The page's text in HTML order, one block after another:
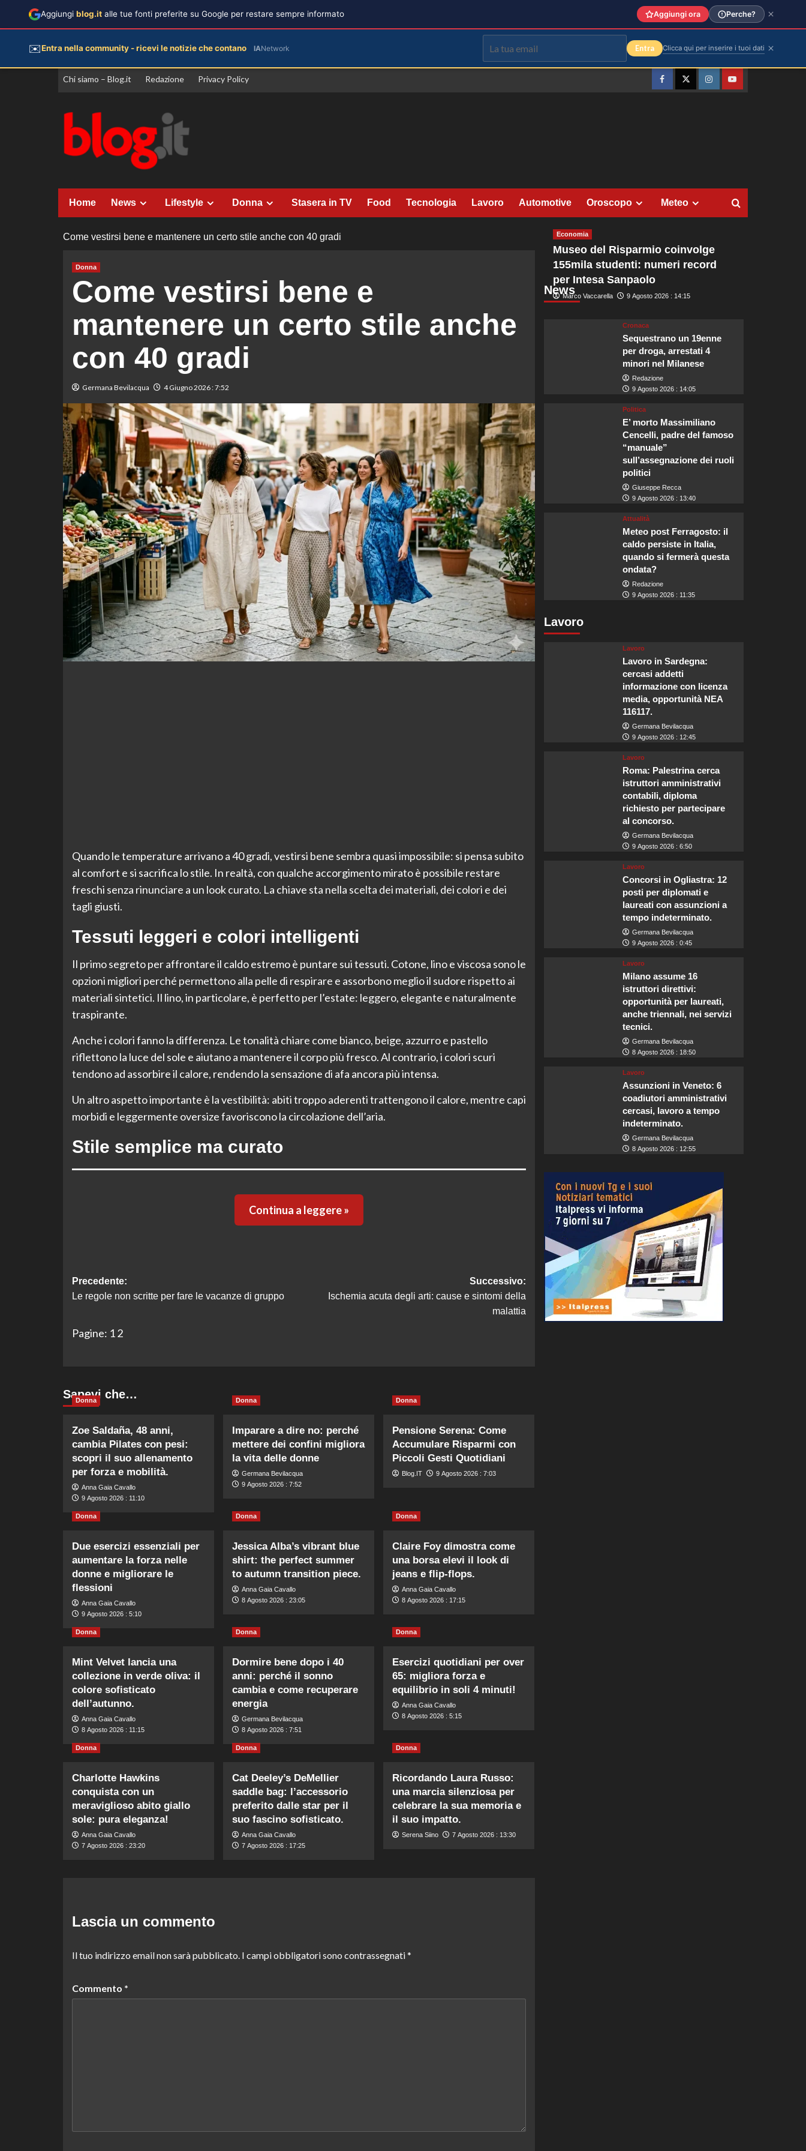
Vai
Chi siamo – Blog.it Redazione Privacy Policy
FacebookTwitterInstagramYouTube
Home News Lifestyle Donna Stasera in TV Food Tecnologia Lavoro Automotive Oroscopo Meteo
Come vestirsi bene e mantenere un certo stile anche con 40 gradi
Donna
Come vestirsi bene e
mantenere un certo stile anche
con 40 gradi
Germana Bevilacqua 4 Giugno 2026 : 7:52
Quando le temperature arrivano a 40 gradi, vestirsi bene sembra quasi impossibile: si pensa subito
al comfort e si sacrifica lo stile. In realtà, con qualche accorgimento mirato è possibile restare
freschi senza rinunciare a un look curato. La chiave sta nella scelta dei materiali, dei colori e dei
tagli giusti.
Tessuti leggeri e colori intelligenti
Il primo segreto per affrontare il caldo estremo è puntare sui tessuti. Cotone, lino e viscosa sono le
opzioni migliori perché permettono alla pelle di respirare e assorbono meglio il sudore rispetto ai
materiali sintetici. Il lino, in particolare, è perfetto per l’estate: leggero, elegante e naturalmente
traspirante.
Anche i colori fanno la differenza. Le tonalità chiare come bianco, beige, azzurro e pastello
riflettono la luce del sole e aiutano a mantenere il corpo più fresco. Al contrario, i colori scuri
tendono ad assorbire il calore, rendendo la sensazione di afa ancora più intensa.
Un altro aspetto importante è la vestibilità: abiti troppo aderenti trattengono il calore, mentre capi
morbidi e leggermente oversize favoriscono la circolazione dell’aria.
Stile semplice ma curato
Continua a leggere »
Navigazione
articolo
Precedente:
Le regole non scritte per fare le vacanze di gruppo
Successivo:
Ischemia acuta degli arti: cause e sintomi della
malattia
Pagine: 1 2
Sapevi che…
Donna
Zoe Saldaña, 48 anni,
cambia Pilates con pesi:
scopri il suo allenamento
per forza e mobilità.
Anna Gaia Cavallo
9 Agosto 2026 : 11:10
Donna
Imparare a dire no: perché
mettere dei confini migliora
la vita delle donne
Germana Bevilacqua
9 Agosto 2026 : 7:52
Donna
Pensione Serena: Come
Accumulare Risparmi con
Piccoli Gesti Quotidiani
Blog.IT 9 Agosto 2026 : 7:03
Donna
Due esercizi essenziali per
aumentare la forza nelle
donne e migliorare le
flessioni
Anna Gaia Cavallo
9 Agosto 2026 : 5:10
Donna
Jessica Alba’s vibrant blue
shirt: the perfect summer
to autumn transition piece.
Anna Gaia Cavallo
8 Agosto 2026 : 23:05
Donna
Claire Foy dimostra come
una borsa elevi il look di
jeans e flip-flops.
Anna Gaia Cavallo
8 Agosto 2026 : 17:15
Donna
Mint Velvet lancia una
collezione in verde oliva: il
colore sofisticato
dell’autunno.
Anna Gaia Cavallo
8 Agosto 2026 : 11:15
Donna
Dormire bene dopo i 40
anni: perché il sonno
cambia e come recuperare
energia
Germana Bevilacqua
8 Agosto 2026 : 7:51
Donna
Esercizi quotidiani per over
65: migliora forza e
equilibrio in soli 4 minuti!
Anna Gaia Cavallo
8 Agosto 2026 : 5:15
Donna
Charlotte Hawkins
conquista con un
meraviglioso abito giallo
sole: pura eleganza!
Anna Gaia Cavallo
7 Agosto 2026 : 23:20
Donna
Cat Deeley’s DeMellier
saddle bag: l’accessorio
preferito dalle star per il
suo fascino sofisticato.
Anna Gaia Cavallo
7 Agosto 2026 : 17:25
Donna
Ricordando Laura Russo:
una marcia silenziosa per
celebrare la sua memoria e
il suo impatto.
Serena Siino 7 Agosto 2026 : 13:30
Lascia un commento
Il tuo indirizzo email non sarà pubblicato. I campi obbligatori sono contrassegnati*
Commento *
News
Economia
Museo del Risparmio coinvolge
155mila studenti: numeri record
per Intesa Sanpaolo
Marco Vaccarella 9 Agosto 2026 : 14:15
Cronaca
Sequestrano un 19enne
per droga, arrestati 4
minori nel Milanese
Redazione
9 Agosto 2026 : 14:05
Politica
E’ morto Massimiliano
Cencelli, padre del famoso
“manuale”
sull’assegnazione dei ruoli
politici
Giuseppe Recca
9 Agosto 2026 : 13:40
Attualità
Meteo post Ferragosto: il
caldo persiste in Italia,
quando si fermerà questa
ondata?
Redazione
9 Agosto 2026 : 11:35
Lavoro
Lavoro
Lavoro in Sardegna:
cercasi addetti
informazione con licenza
media, opportunità NEA
116117.
Germana Bevilacqua
9 Agosto 2026 : 12:45
Lavoro
Roma: Palestrina cerca
istruttori amministrativi
contabili, diploma
richiesto per partecipare
al concorso.
Germana Bevilacqua
9 Agosto 2026 : 6:50
Lavoro
Concorsi in Ogliastra: 12
posti per diplomati e
laureati con assunzioni a
tempo indeterminato.
Germana Bevilacqua
9 Agosto 2026 : 0:45
Lavoro
Milano assume 16
istruttori direttivi:
opportunità per laureati,
anche triennali, nei servizi
tecnici.
Germana Bevilacqua
8 Agosto 2026 : 18:50
Lavoro
Assunzioni in Veneto: 6
coadiutori amministrativi
cercasi, lavoro a tempo
indeterminato.
Germana Bevilacqua
8 Agosto 2026 : 12:55
Aggiungi blog.it alle tue fonti preferite su Google per restare sempre informato Aggiungi ora Perche?
✉️Entra nella community - ricevi le notizie che contano IANetwork Entra Clicca qui per inserire i tuoi dati